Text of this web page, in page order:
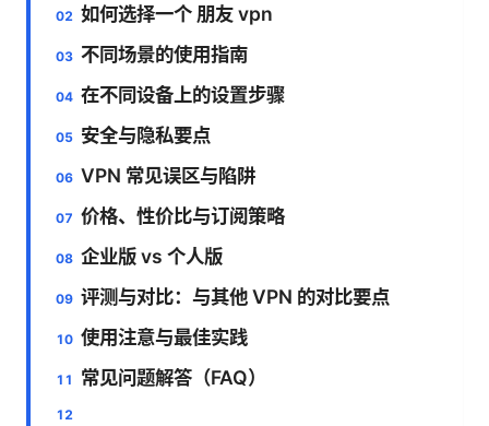
如何选择一个 朋友 vpn
不同场景的使用指南
在不同设备上的设置步骤
安全与隐私要点
VPN 常见误区与陷阱
价格、性价比与订阅策略
企业版 vs 个人版
评测与对比：与其他 VPN 的对比要点
使用注意与最佳实践
常见问题解答（FAQ）